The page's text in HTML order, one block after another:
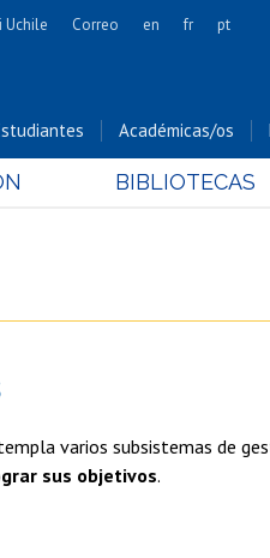
Cs. Forestales y Conservación
Cs. Sociales
Hospital Clínico
Uchile Correo en fr pt
Académicas/os
BIBLIOTECAS
varios subsistemas de
sus objetivos.